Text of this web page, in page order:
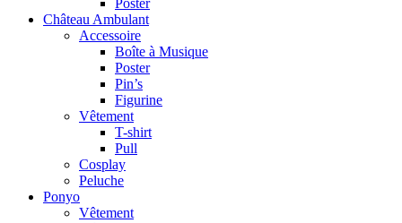
Poster
Château Ambulant
Accessoire
Boîte à Musique
Poster
Pin’s
Figurine
Vêtement
T-shirt
Pull
Cosplay
Peluche
Ponyo
Vêtement